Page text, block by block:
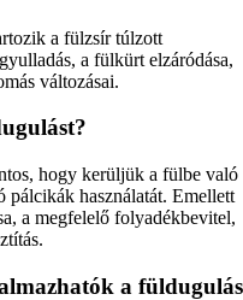
a fülzsír túlzott
a fülkürt elzáródása,
változásai.
hogy kerüljük a fülbe való
pálcikák használatát. Emellett
a megfelelő folyadékbevitel,
a füldugulás